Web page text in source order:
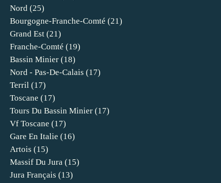
Nord (25)
Bourgogne-Franche-Comté (21)
Grand Est (21)
Franche-Comté (19)
Bassin Minier (18)
Nord - Pas-De-Calais (17)
Terril (17)
Toscane (17)
Tours Du Bassin Minier (17)
Vf Toscane (17)
Gare En Italie (16)
Artois (15)
Massif Du Jura (15)
Jura Français (13)